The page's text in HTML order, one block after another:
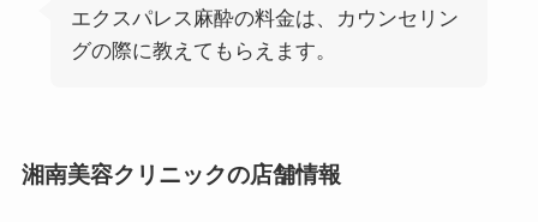
エクスパレス麻酔の料金は、カウンセリン
グの際に教えてもらえます。
湘南美容クリニックの店舗情報